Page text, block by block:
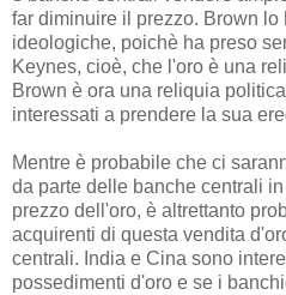
far diminuire il prezzo. Brown lo
ideologiche, poichè ha preso
Keynes, cioè, che l'oro è una
Brown è ora una reliquia
interessati a prendere la sua
Mentre è probabile che ci
da parte delle banche centrali
prezzo dell'oro, è altrettanto
acquirenti di questa vendita
centrali. India e Cina sono
possedimenti d'oro e se i